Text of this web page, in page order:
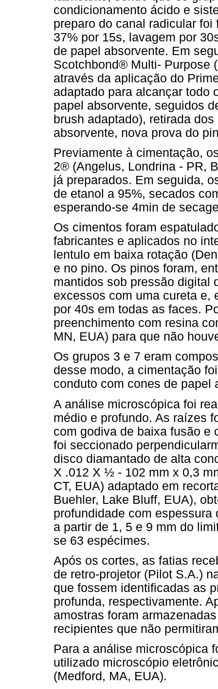
condicionamento ácido e
preparo do canal radicular
37% por 15s, lavagem por
de papel absorvente. Em
Scotchbond® Multi- Purpose
através da aplicação do
adaptado para alcançar todo
papel absorvente, seguidos
brush adaptado), retirada
absorvente, nova prova do
Previamente à cimentação,
2® (Angelus, Londrina - PR,
já preparados. Em seguida,
de etanol a 95%, secados
esperando-se 4min de
Os cimentos foram
fabricantes e aplicados no
lentulo em baixa rotação
e no pino. Os pinos foram,
mantidos sob pressão digital
excessos com uma cureta e,
por 40s em todas as faces.
preenchimento com resina
MN, EUA) para que não
Os grupos 3 e 7 eram
desse modo, a cimentação
conduto com cones de papel
A análise microscópica foi
médio e profundo. As raízes
com godiva de baixa fusão e
foi seccionado
disco diamantado de alta
X .012 X ½ - 102 mm x 0,3
CT, EUA) adaptado em
Buehler, Lake Bluff, EUA),
profundidade com
a partir de 1, 5 e 9 mm do
se 63 espécimes.
Após os cortes, as fatias
de retro-projetor (Pilot S.A.)
que fossem identificadas as
profunda, respectivamente.
amostras foram
recipientes que não
Para a análise microscópica
utilizado microscópio
(Medford, MA, EUA).